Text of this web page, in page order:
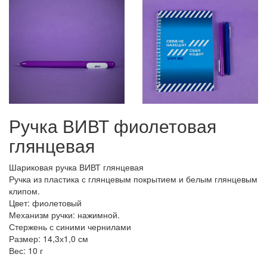
Ручка ВИВТ фиолетовая
глянцевая
Шариковая ручка ВИВТ глянцевая
Ручка из пластика с глянцевым покрытием и белым глянцевым
клипом.
Цвет: фиолетовый
Механизм ручки: нажимной.
Стержень с синими чернилами
Размер: 14,3х1,0 см
Вес: 10 г